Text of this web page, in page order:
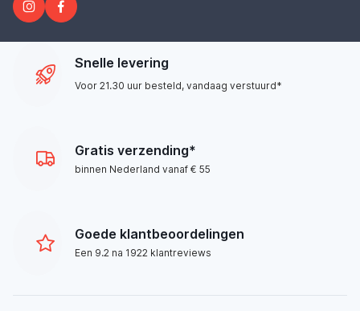
Snelle levering
Voor 21.30 uur besteld, vandaag verstuurd*
Gratis verzending*
binnen Nederland vanaf € 55
Goede klantbeoordelingen
Een 9.2 na 1922 klantreviews